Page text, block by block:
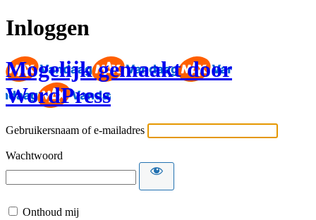
Inloggen
Mogelijk gemaakt door
WordPress
Gebruikersnaam of e-mailadres
Wachtwoord
Onthoud mij